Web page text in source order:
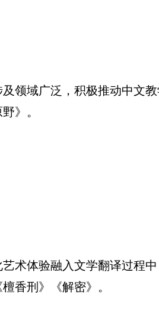
域广泛，积极推动中文教
》。
术体验融入文学翻译过程
香刑》《解密》。